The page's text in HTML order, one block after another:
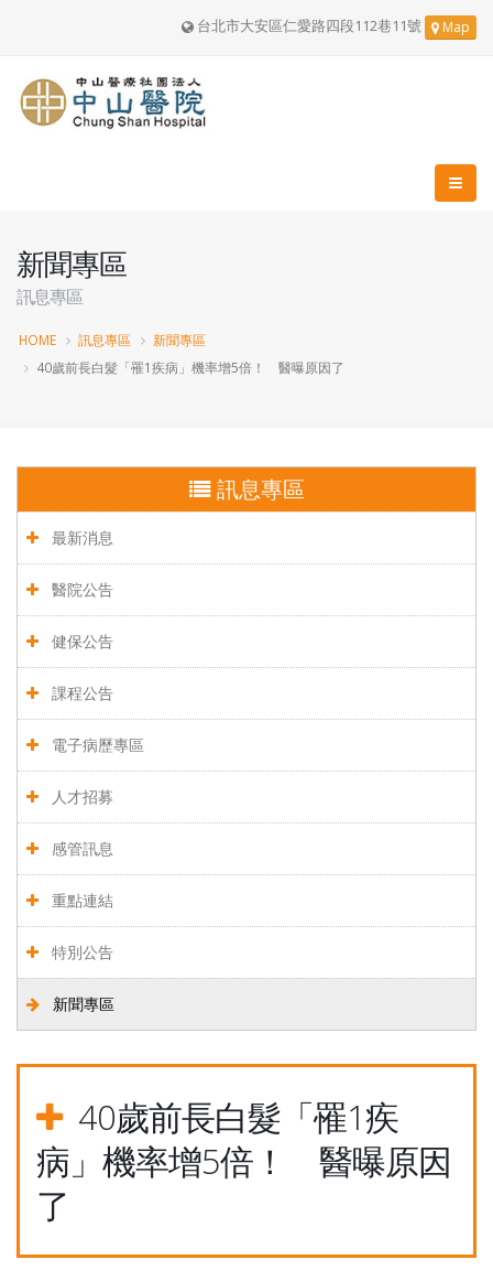
台北市大安區仁愛路四段112巷11號 Map
新聞專區
訊息專區
HOME 訊息專區
新聞專區
40歲前長白髮「罹1疾病」機率增5倍！ 醫曝原因了
訊息專區
最新消息
醫院公告
健保公告
課程公告
電子病歷專區
人才招募
感管訊息
重點連結
特別公告
新聞專區
40歲前長白髮「罹1疾
病」機率增5倍！ 醫曝原因
了